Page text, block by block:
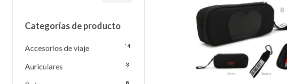
Categorías de producto
Accesorios de viaje 14
Auriculares 3